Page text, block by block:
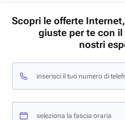
Scopri le offerte
giuste per te con
nostri
inserisci il tuo numero di
seleziona la fascia oraria